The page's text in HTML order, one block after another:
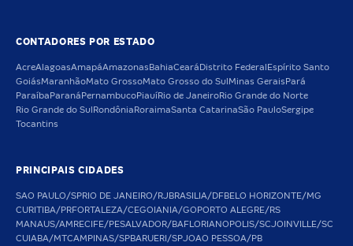
CONTADORES POR ESTADO
AcreAlagoasAmapáAmazonas BahiaCeará Distrito Federal Espírito Santo
GoiásMaranhãoMato GrossoMato Grosso do Sul Minas Gerais Pará
Paraíba Paraná PernambucoPiauíRio de JaneiroRio Grande do Norte
Rio Grande do Sul Rondônia RoraimaSanta CatarinaSão PauloSergipe
Tocantins
PRINCIPAIS CIDADES
SAO PAULO/SPRIO DE JANEIRO/RJBRASILIA/DFBELO HORIZONTE/MG
CURITIBA/PRFORTALEZA/CEGOIANIA/GOPORTO ALEGRE/RS
MANAUS/AMRECIFE/PESALVADOR/BAFLORIANOPOLIS/SCJOINVILLE/SC
CUIABA/MTCAMPINAS/SPBARUERI/SPJOAO PESSOA/PB